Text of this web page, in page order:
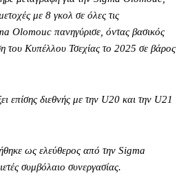
με 8 γκολ σε όλες τις
Olomouc πανηγύρισε, όντας βασικός
του Κυπέλλου Τσεχίας το 2025 σε βάρος
επίσης διεθνής με την U20 και την U21
ως ελεύθερος από την Sigma
συμβόλαιο συνεργασίας.